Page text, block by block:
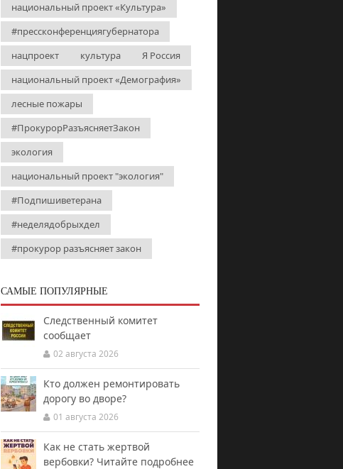
национальный проект «Культура»
#прессконференциягубернатора
нацпроект
культура
Я Россия
национальный проект «Демография»
лесные пожары
#ПрокурорРазъясняетЗакон
экология
национальный проект "экология"
#Подпишиветерана
#неделядобрыхдел
#прокурор разъясняет закон
САМЫЕ ПОПУЛЯРНЫЕ
Следственный комитет
сообщает
02 августа 2026
Кто должен ремонтировать
дорогу во дворе?
01 августа 2026
Как не стать жертвой
вербовки? Читайте подробнее